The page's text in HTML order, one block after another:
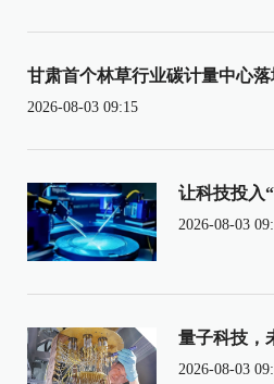
甘肃首个林草行业碳计量中心落
2026-08-03 09:15
让科技投入
2026-08-03
量子科技，
2026-08-03